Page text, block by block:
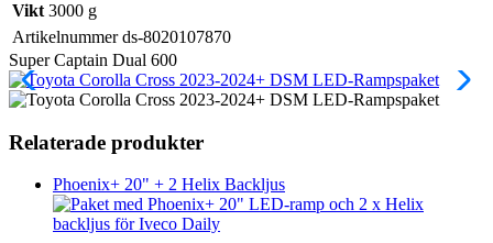
Vikt 3000 g
Artikelnummer ds-8020107870
Super Captain Dual 600
Relaterade produkter
Phoenix+ 20" + 2 Helix Backljus